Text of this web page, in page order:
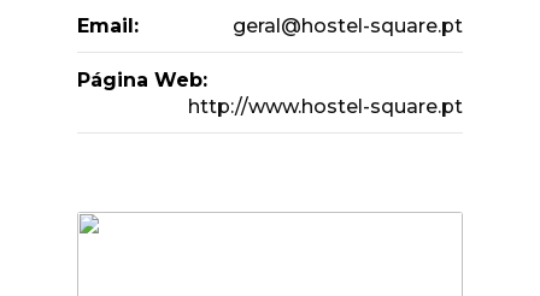
Email: geral@hostel-square.pt
Página Web:
http://www.hostel-square.pt